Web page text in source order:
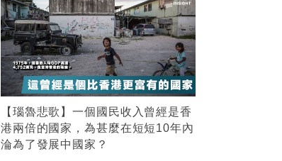
【瑙魯悲歌】一個國民收入曾經是香
港兩倍的國家，為甚麼在短短10年內
淪為了發展中國家？